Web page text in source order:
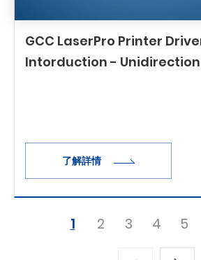
GCC LaserPro Printer
Intorduction -
了解詳情
1 2 3 4 5